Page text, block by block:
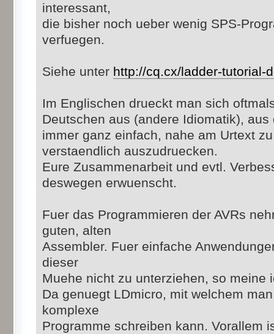
interessant,
die bisher noch ueber wenig SPS-
verfuegen.
Siehe unter http://cq.cx/ladder-tutorial-
Im Englischen drueckt man sich
Deutschen aus (andere Idiomatik),
immer ganz einfach, nahe am Urtext
verstaendlich auszudruecken.
Eure Zusammenarbeit und evtl.
deswegen erwuenscht.
Fuer das Programmieren der AVRs
guten, alten
Assembler. Fuer einfache
dieser
Muehe nicht zu unterziehen, so meine
Da genuegt LDmicro, mit welchem
komplexe
Programme schreiben kann. Vorallem